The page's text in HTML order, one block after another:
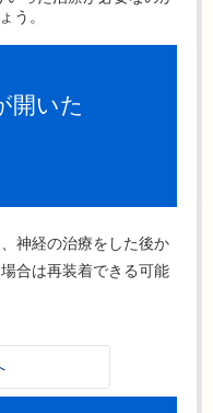
う。
開いた
神経の治療をした後か
合は再装着できる可能